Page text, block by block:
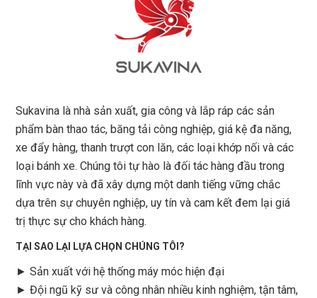
Sukavina là nhà sản xuất, gia công và lắp ráp các sản
phẩm bàn thao tác, băng tải công nghiệp, giá kệ đa năng,
xe đẩy hàng, thanh trượt con lăn, các loại khớp nối và các
loại bánh xe. Chúng tôi tự hào là đối tác hàng đầu trong
lĩnh vực này và đã xây dựng một danh tiếng vững chắc
dựa trên sự chuyên nghiệp, uy tín và cam kết đem lại giá
trị thực sự cho khách hàng.
TẠI SAO LẠI LỰA CHỌN CHÚNG TÔI?
► Sản xuất với hệ thống máy móc hiện đại
► Đội ngũ kỹ sư và công nhân nhiều kinh nghiệm, tận tâm,